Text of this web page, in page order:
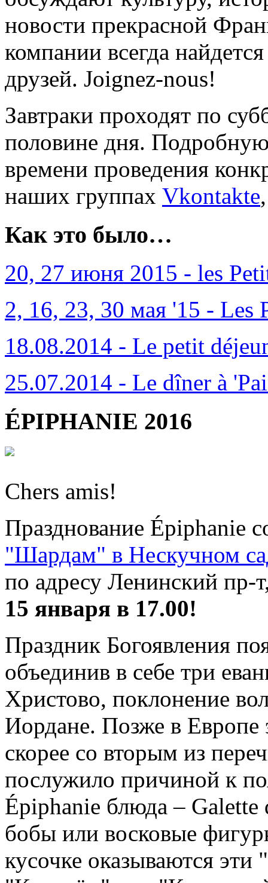
новости прекрасной
компании всегда
друзей. Joignez-nous!
Завтраки проходят по
половине дня.
времени проведения
наших группах Vkontakte
Как это было…
20, 27 июня 2015 - les
2, 16, 23, 30 мая '15 - Les
18.08.2014 - Le petit
25.07.2014 - Le dîner à
ÉPIPHANIE 2016
Chers amis!
Празднование Épiphanie
"Шардам" в Нескучном
по адресу Ленинский пр-
15 января в 17.00!
Праздник Богоявления
объединив в себе три
Христово, поклонение
Иордане. Позже в Европе
скорее со вторым из
послужило причиной к
Épiphanie блюда – Galette
бобы или восковые
кусочке оказываются эти